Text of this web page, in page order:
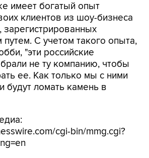
имеет богатый опыт
клиентов из шоу-бизнеса
С учетом такого опыта,
"эти российские
не ту компанию, чтобы
ее. Как только мы с ними
будут ломать камень в
cgi-bin/mmg.cgi?